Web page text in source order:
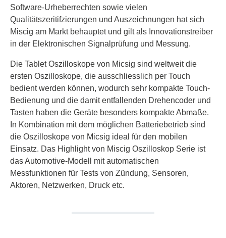
Software-Urheberrechten sowie vielen
Qualitätszeritifzierungen und Auszeichnungen hat sich
Miscig am Markt behauptet und gilt als Innovationstreiber
in der Elektronischen Signalprüfung und Messung.
Die Tablet Oszilloskope von Micsig sind weltweit die
ersten Oszilloskope, die ausschliesslich per Touch
bedient werden können, wodurch sehr kompakte Touch-
Bedienung und die damit entfallenden Drehencoder und
Tasten haben die Geräte besonders kompakte Abmaße.
In Kombination mit dem möglichen Batteriebetrieb sind
die Oszilloskope von Micsig ideal für den mobilen
Einsatz. Das Highlight von Miscig Oszilloskop Serie ist
das Automotive-Modell mit automatischen
Messfunktionen für Tests von Zündung, Sensoren,
Aktoren, Netzwerken, Druck etc.